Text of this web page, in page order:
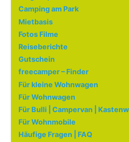
Camping am Park
Mietbasis
Fotos Filme
Reiseberichte
Gutschein
freecamper – Finder
Für kleine Wohnwagen
Für Wohnwagen
Für Bulli | Campervan |
Für Wohnmobile
Häufige Fragen | FAQ